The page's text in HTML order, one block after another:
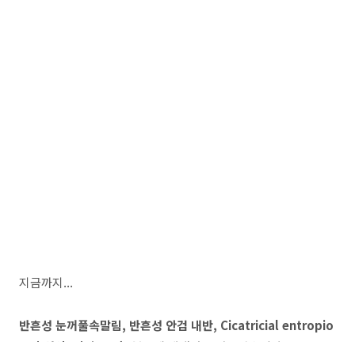
지금까지...
반흔성 눈꺼풀속말림, 반흔성 안검 내반, Cicatricial entropio